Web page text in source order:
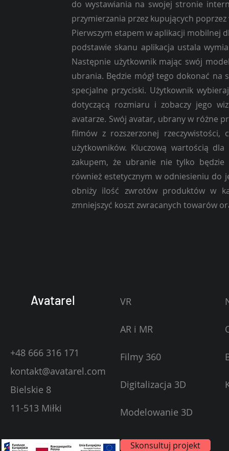
do wystawiania na swojej stronie
przymierzania przez kupujących
Pierwszym etapem w aplikacji mobilnej
podstawie skanu aplikacja ustala
Następnie użytkownik mając swój
ubrania. Będzie mógł tego dokonać
specjalne przyciski. Użytkownik
dotyczącą rozmiaru i zobaczy jego
avatarze. Swój avatar, ubrany w różne
filmów z rozszerzonej rzeczywistości,
użytkowników. Kluczową wartością
zakupem, że ubranie nie tylko
również estetycznym w odniesieniu do
obniży ilość zwrotów produktów w
zmniejszyć koszt zwracanych towarów
Avatarel
+48 666 316 171
kontakt@avatarel.com
Bielskie 8
11-513 Miłki
VR
AR i MR
Filmy 360
Digitalizacja 3D
Modelowanie 3D
Skonsultuj projekt